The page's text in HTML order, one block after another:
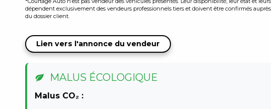
dépendent exclusivement des vendeurs professionnels tiers et doivent être confirmés auprès
du dossier client.
Lien vers l'annonce du vendeur
MALUS ÉCOLOGIQUE
Malus CO₂ :